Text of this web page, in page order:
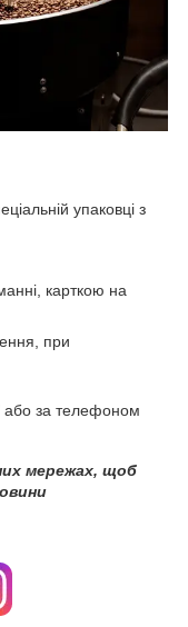
упаковці з
карткою на
при
або за телефоном
мережах, щоб